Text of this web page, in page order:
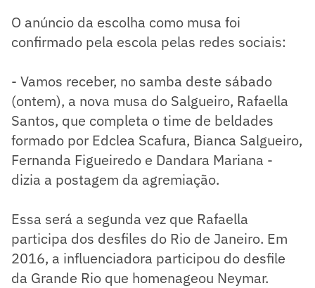
O anúncio da escolha como musa foi
confirmado pela escola pelas redes sociais:
- Vamos receber, no samba deste sábado
(ontem), a nova musa do Salgueiro, Rafaella
Santos, que completa o time de beldades
formado por Edclea Scafura, Bianca Salgueiro,
Fernanda Figueiredo e Dandara Mariana -
dizia a postagem da agremiação.
Essa será a segunda vez que Rafaella
participa dos desfiles do Rio de Janeiro. Em
2016, a influenciadora participou do desfile
da Grande Rio que homenageou Neymar.